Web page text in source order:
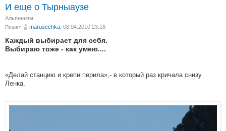
И еще о Тырныаузе
Альпинизм
Пишет marusechka , 08.04.2010 23:16
Каждый выбирает для себя.
Выбираю тоже - как умею....
«Делай станцию и крепи перила»,- в который раз кричала снизу
Ленка.